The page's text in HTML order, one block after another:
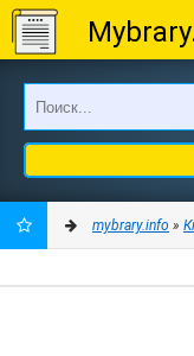
mybrary.info »